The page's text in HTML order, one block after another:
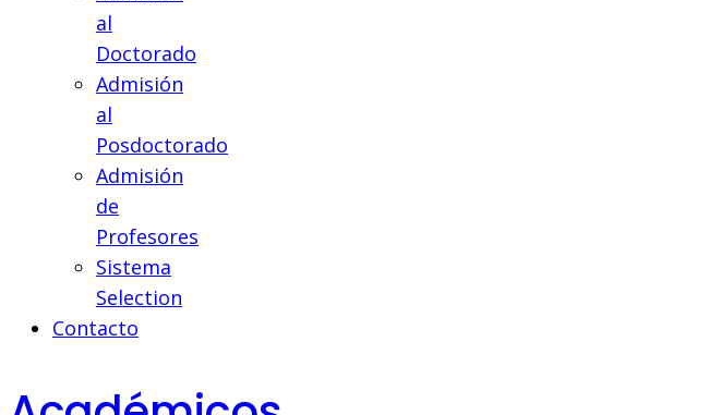
al
Doctorado
Admisión
al
Posdoctorado
Admisión
de
Profesores
Sistema
Selection
Contacto